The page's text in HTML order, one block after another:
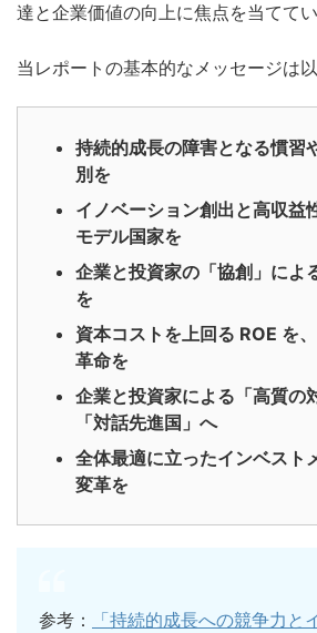
達と企業価値の向上に焦点を当ててい
当レポートの基本的なメッセージは以
持続的成長の障害となる慣習
別を
イノベーション創出と高収益
モデル国家を
企業と投資家の「協創」によ
を
資本コストを上回る ROE を
革命を
企業と投資家による「高質の
「対話先進国」へ
全体最適に立ったインベスト
変革を
参考：
「持続的成長への競争力と